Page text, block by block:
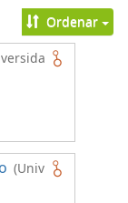
Ordenar
(Univ